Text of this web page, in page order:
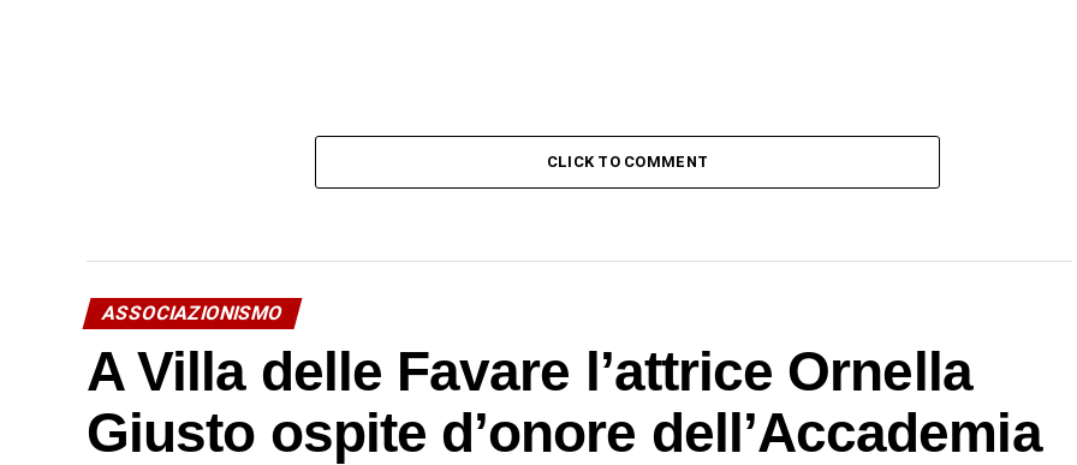
CLICK TO COMMENT
ASSOCIAZIONISMO
A Villa delle Favare l’attrice Ornella
Giusto ospite d’onore dell’Accademia